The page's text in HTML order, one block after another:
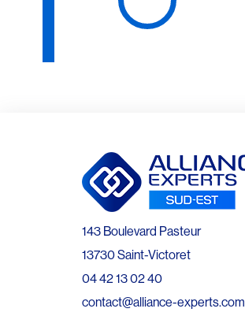
143 Boulevard Pasteur
13730 Saint-Victoret
04 42 13 02 40
contact@alliance-experts.com